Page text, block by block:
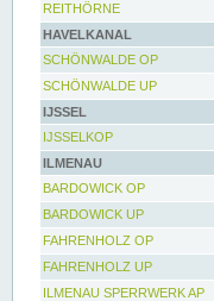
REITHÖRNE
HAVELKANAL
SCHÖNWALDE OP
SCHÖNWALDE UP
IJSSEL
IJSSELKOP
ILMENAU
BARDOWICK OP
BARDOWICK UP
FAHRENHOLZ OP
FAHRENHOLZ UP
ILMENAU SPERRWERK AP